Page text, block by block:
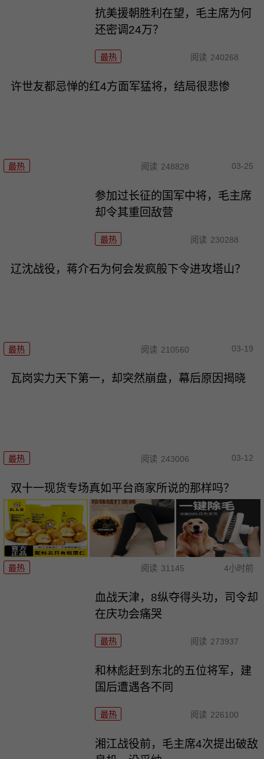
抗美援朝胜利在望，毛主席为何
还密调24万？
最热 阅读 240268
许世友都忌惮的红4方面军猛将，结局很悲惨
最热 阅读 248828 03-25
参加过长征的国军中将，毛主席
却令其重回敌营
最热 阅读 230288
辽沈战役，蒋介石为何会发疯般下令进攻塔山？
最热 阅读 210560 03-19
瓦岗实力天下第一，却突然崩盘，幕后原因揭晓
最热 阅读 243006 03-12
双十一现货专场真如平台商家所说的那样吗？
最热 阅读 31145 4小时前
血战天津，8纵夺得头功，司令却
在庆功会痛哭
最热 阅读 273937
和林彪赶到东北的五位将军，建
国后遭遇各不同
最热 阅读 226100
湘江战役前，毛主席4次提出破敌